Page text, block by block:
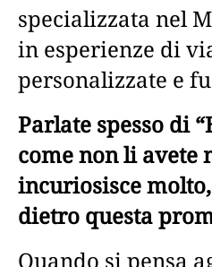
specializzata nel
in esperienze di
personalizzate e
Parlate spesso di
come non li avete
incuriosisce
dietro questa
Quando si pensa